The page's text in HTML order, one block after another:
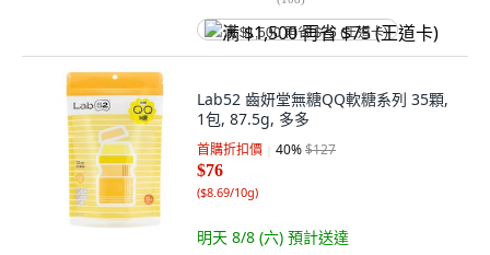
满 $1,500 再省 $75 (王道卡)
Lab52 齒妍堂無糖QQ軟糖系列 35顆,
1包, 87.5g, 多多
首購折扣價 40%$127
$76
($8.69/10g)
明天 8/8 (六) 預計送達